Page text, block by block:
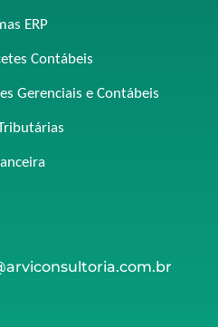
ERP
Contábeis
Gerenciais e Contábeis